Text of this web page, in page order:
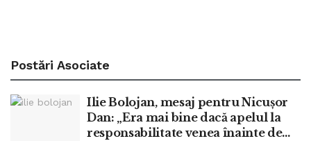
Postări Asociate
Ilie Bolojan, mesaj pentru Nicușor
Dan: „Era mai bine dacă apelul la
responsabilitate venea înainte de